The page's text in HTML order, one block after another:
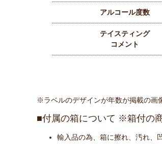
アルコール度数
テイスティング
コメント
※ラベルのデザインが年数が掲載の画
付属の箱について ※箱付の
輸入品の為、箱に擦れ、汚れ、